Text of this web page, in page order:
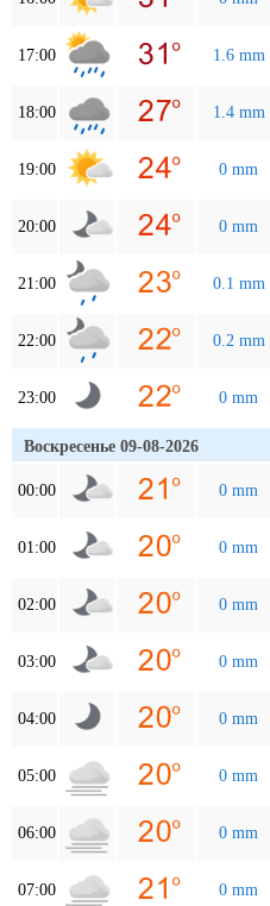
17:00 1.6 mm
18:00 1.4 mm
19:00 0 mm
20:00 0 mm
21:00 0.1 mm
22:00 0.2 mm
23:00 0 mm
Воскресенье 09-08-2026
00:00 0 mm
01:00 0 mm
02:00 0 mm
03:00 0 mm
04:00 0 mm
05:00 0 mm
06:00 0 mm
07:00 0 mm